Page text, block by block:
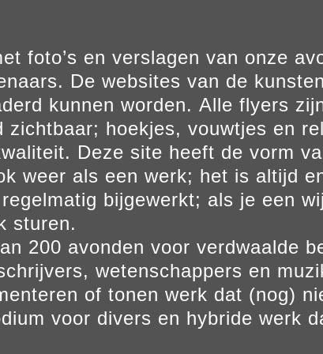
foto’s en verslagen van onze
De websites van de
kunnen worden. Alle flyers
hoekjes, vouwtjes en
Deze site heeft de vorm
weer als een werk; het is altijd
bijgewerkt; als je een
sturen.
200 avonden voor verdwaalde
wetenschappers en
of tonen werk dat (nog)
voor divers en hybride werk